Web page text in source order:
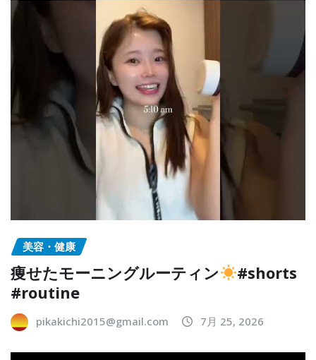
美容・健康
痩せたモーニングルーティン
#shorts
#routine
pikakichi2015@gmail.com 7月 25, 2026